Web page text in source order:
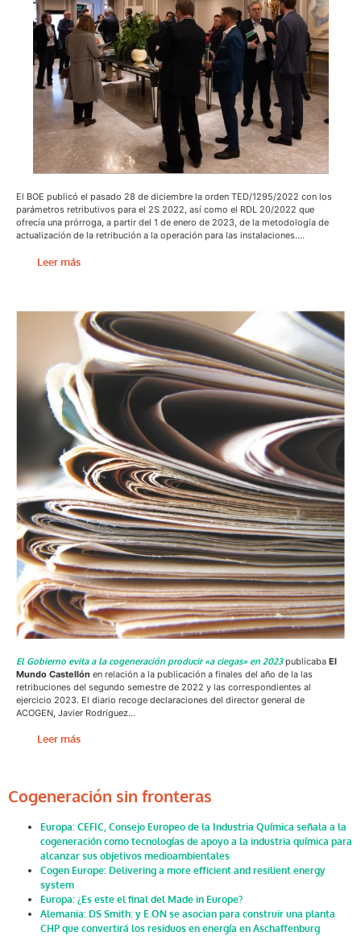
El BOE publicó el pasado 28 de diciembre la orden TED/1295/2022 con los
parámetros retributivos para el 2S 2022, así como el RDL 20/2022 que
ofrecía una prórroga, a partir del 1 de enero de 2023, de la metodología de
actualización de la retribución a la operación para las instalaciones….
Leer más
El Gobierno evita a la cogeneración producir «a ciegas» en 2023publicaba El
Mundo Castellón en relación a la publicación a finales del año de la las
retribuciones del segundo semestre de 2022 y las correspondientes al
ejercicio 2023. El diario recoge declaraciones del director general de
ACOGEN, Javier Rodríguez…
Leer más
Cogeneración sin fronteras
Europa: CEFIC, Consejo Europeo de la Industria Química señala a la
cogeneración como tecnologías de apoyo a la industria química para
alcanzar sus objetivos medioambientales
Cogen Europe: Delivering a more efficient and resilient energy
system
Europa: ¿Es este el final del Made in Europe?
Alemania: DS Smith: y E.ON se asocian para construir una planta
CHP que convertirá los residuos en energía en Aschaffenburg